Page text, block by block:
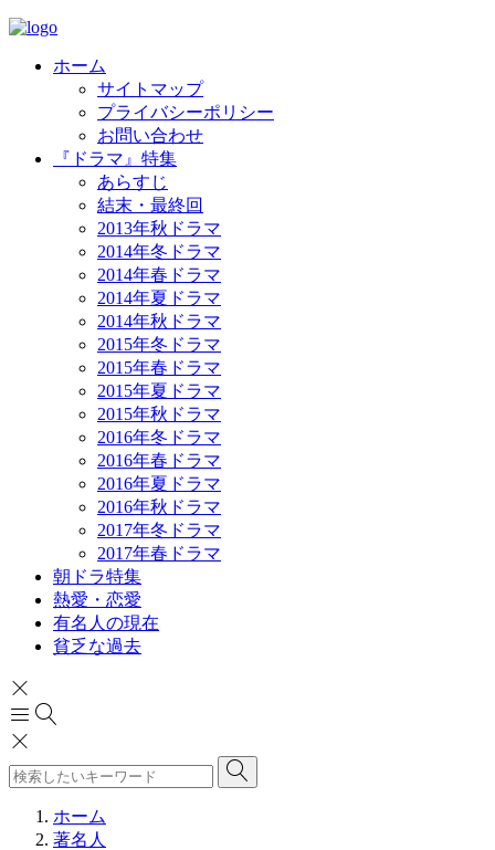
ホーム
サイトマップ
プライバシーポリシー
お問い合わせ
『ドラマ』特集
あらすじ
結末・最終回
2013年秋ドラマ
2014年冬ドラマ
2014年春ドラマ
2014年夏ドラマ
2014年秋ドラマ
2015年冬ドラマ
2015年春ドラマ
2015年夏ドラマ
2015年秋ドラマ
2016年冬ドラマ
2016年春ドラマ
2016年夏ドラマ
2016年秋ドラマ
2017年冬ドラマ
2017年春ドラマ
朝ドラ特集
熱愛・恋愛
有名人の現在
貧乏な過去
ホーム
著名人